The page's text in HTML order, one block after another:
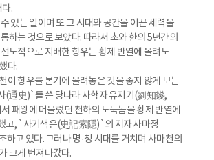
.
있는 일이며 또 그 시대와 공간을 이끈 세력을
하는 것으로 보았다. 따라서 초와 한의 5년간의
도적으로 지배한 항우는 황제 반열에 올려도
다.
이 항우를 본기에 올려놓은 것을 좋지 않게 보는
(通史)`를 쓴 당나라 사학자 유지기(劉知幾,
패왕에 머물렀던 천하의 도둑놈을 황제 반열에
고, `사기색은(史記索隱)`의 저자 사마정
하고 있다. 그러나 명·청 시대를 거치며 사마천의
크게 번져나갔다.